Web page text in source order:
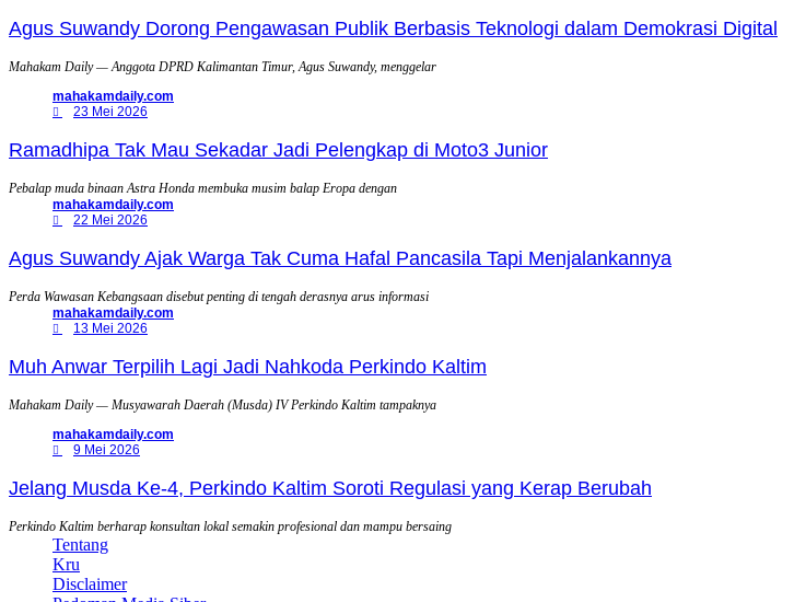
Agus Suwandy Dorong Pengawasan Publik Berbasis Teknologi dalam Demokrasi Digital
Mahakam Daily — Anggota DPRD Kalimantan Timur, Agus Suwandy, menggelar
mahakamdaily.com
23 Mei 2026
Ramadhipa Tak Mau Sekadar Jadi Pelengkap di Moto3 Junior
Pebalap muda binaan Astra Honda membuka musim balap Eropa dengan
mahakamdaily.com
22 Mei 2026
Agus Suwandy Ajak Warga Tak Cuma Hafal Pancasila Tapi Menjalankannya
Perda Wawasan Kebangsaan disebut penting di tengah derasnya arus informasi
mahakamdaily.com
13 Mei 2026
Muh Anwar Terpilih Lagi Jadi Nahkoda Perkindo Kaltim
Mahakam Daily — Musyawarah Daerah (Musda) IV Perkindo Kaltim tampaknya
mahakamdaily.com
9 Mei 2026
Jelang Musda Ke-4, Perkindo Kaltim Soroti Regulasi yang Kerap Berubah
Perkindo Kaltim berharap konsultan lokal semakin profesional dan mampu bersaing
Tentang
Kru
Disclaimer